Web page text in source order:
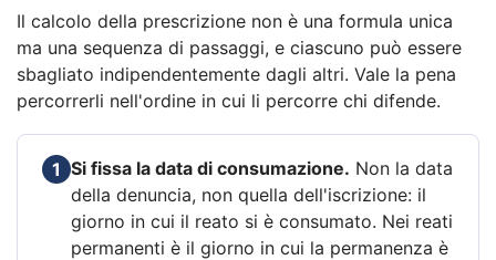
Il calcolo della prescrizione non è una formula unica
ma una sequenza di passaggi, e ciascuno può essere
sbagliato indipendentemente dagli altri. Vale la pena
percorrerli nell'ordine in cui li percorre chi difende.
1 Si fissa la data di consumazione. Non la data
della denuncia, non quella dell'iscrizione: il
giorno in cui il reato si è consumato. Nei reati
permanenti è il giorno in cui la permanenza è